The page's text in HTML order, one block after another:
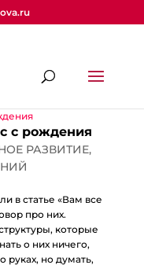
с рождения
РАЗВИТИЕ,
в статье «Вам все
про них.
которые
о них ничего,
руках, но думать,